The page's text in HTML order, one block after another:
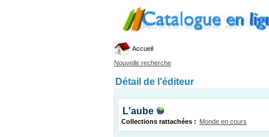
Accueil
Nouvelle recherche
Détail de l'éditeur
L'aube
Collections rattachées : Monde en cours